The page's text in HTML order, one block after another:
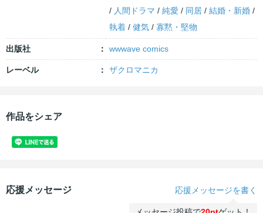
/ 人間ドラマ /純愛 / 同居 /結婚・新婚 /
執着 /健気 / 寡黙・堅物
出版社 wwwave comics
レーベル ザクロマニカ
作品をシェア
応援メッセージ 応援メッセージを書く